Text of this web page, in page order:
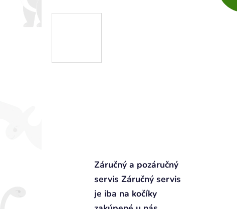
Záručný a pozáručný
servis Záručný servis
je iba na kočíky